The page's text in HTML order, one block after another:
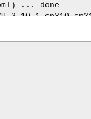
... done
2.10.1-cp310-
pip/wheels/